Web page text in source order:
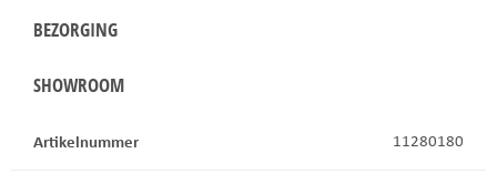
BEZORGING
SHOWROOM
Artikelnummer 11280180